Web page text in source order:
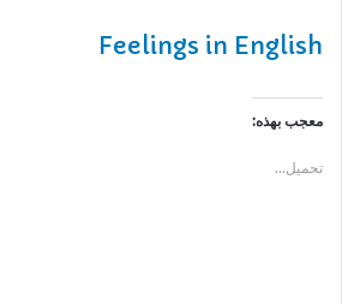
Feelings in English
معجب بهذه:
تحميل...